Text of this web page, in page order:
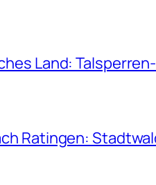
Land:
Ratingen: